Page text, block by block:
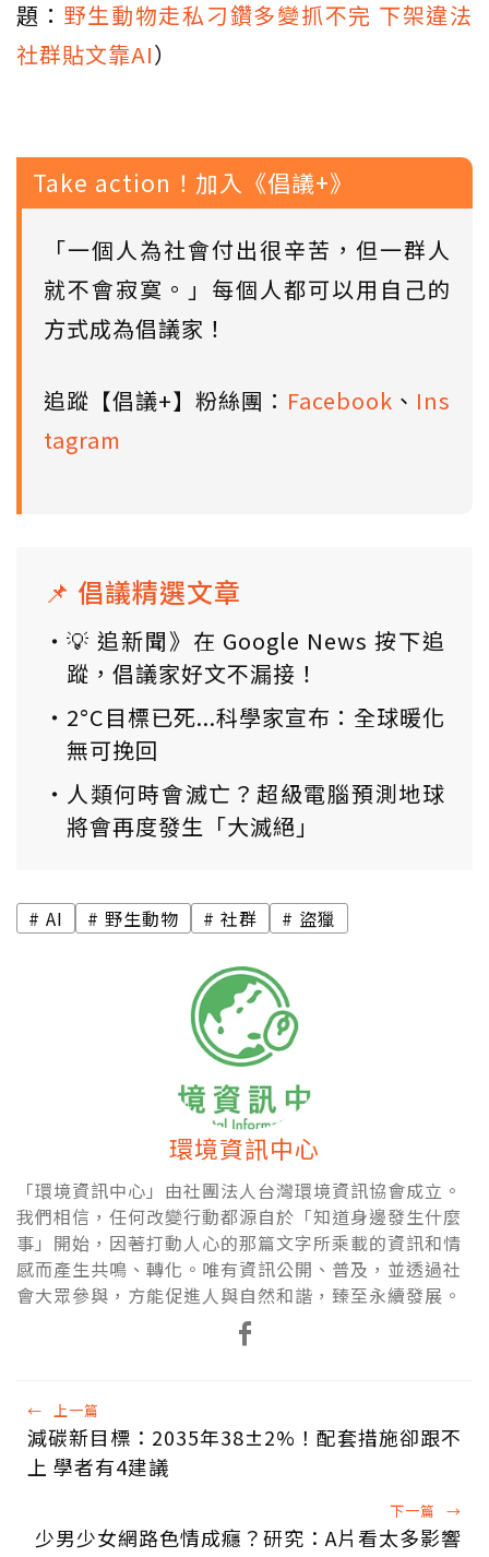
題： 野生動物走私刁鑽多變抓不完 下架違法
社群貼文靠AI）
Take action！加入《倡議+》
「一個人為社會付出很辛苦，但一群人
就不會寂寞。」每個人都可以用自己的
方式成為倡議家！
追蹤【倡議+】粉絲團： Facebook 、 Ins
tagram
📌 倡議精選文章
💡 追新聞》在 Google News 按下追
蹤，倡議家好文不漏接！
2°C目標已死...科學家宣布：全球暖化
無可挽回
人類何時會滅亡？超級電腦預測地球
將會再度發生「大滅絕」
AI 野生動物 社群 盜獵
環境資訊中心
「環境資訊中心」由社團法人台灣環境資訊協會成立。
我們相信，任何改變行動都源自於「知道身邊發生什麼
事」開始，因著打動人心的那篇文字所乘載的資訊和情
感而產生共鳴、轉化。唯有資訊公開、普及，並透過社
會大眾參與，方能促進人與自然和諧，臻至永續發展。
← 上一篇
減碳新目標：2035年38±2%！配套措施卻跟不
上 學者有4建議
下一篇 →
少男少女網路色情成癮？研究：A片看太多影響